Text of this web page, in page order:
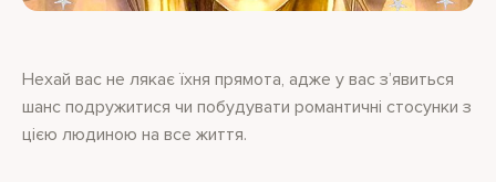
Нехай вас не лякає їхня прямота, адже у вас з’явиться
шанс подружитися чи побудувати романтичні стосунки з
цією людиною на все життя.